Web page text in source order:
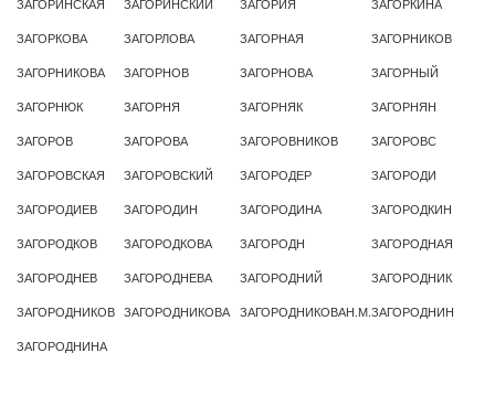
ЗАГОРИНСКАЯ ЗАГОРИНСКИЙ ЗАГОРИЯ ЗАГОРКИНА
ЗАГОРКОВА ЗАГОРЛОВА ЗАГОРНАЯ ЗАГОРНИКОВ
ЗАГОРНИКОВА ЗАГОРНОВ ЗАГОРНОВА ЗАГОРНЫЙ
ЗАГОРНЮК ЗАГОРНЯ ЗАГОРНЯК ЗАГОРНЯН
ЗАГОРОВ ЗАГОРОВА ЗАГОРОВНИКОВ ЗАГОРОВС
ЗАГОРОВСКАЯ ЗАГОРОВСКИЙ ЗАГОРОДЕР ЗАГОРОДИ
ЗАГОРОДИЕВ ЗАГОРОДИН ЗАГОРОДИНА ЗАГОРОДКИН
ЗАГОРОДКОВ ЗАГОРОДКОВА ЗАГОРОДН ЗАГОРОДНАЯ
ЗАГОРОДНЕВ ЗАГОРОДНЕВА ЗАГОРОДНИЙ ЗАГОРОДНИК
ЗАГОРОДНИКОВ ЗАГОРОДНИКОВА ЗАГОРОДНИКОВАН.М.ЗАГОРОДНИН
ЗАГОРОДНИНА